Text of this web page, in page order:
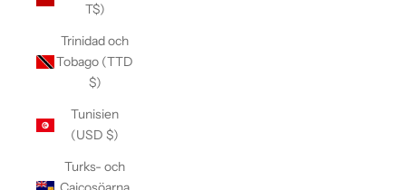
T$)
Trinidad och
Tobago (TTD
$)
Tunisien
(USD $)
Turks- och